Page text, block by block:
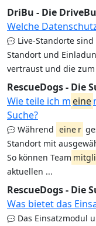
DriBu - Die
Welche
Live-Standorte
Standort und
vertraust und die
RescueDogs - Die
Wie teile ich m eine
Suche?
Während eine r
Standort mit
So können Team
aktuellen ...
RescueDogs - Die
Was bietet das
Das Einsatzmodul